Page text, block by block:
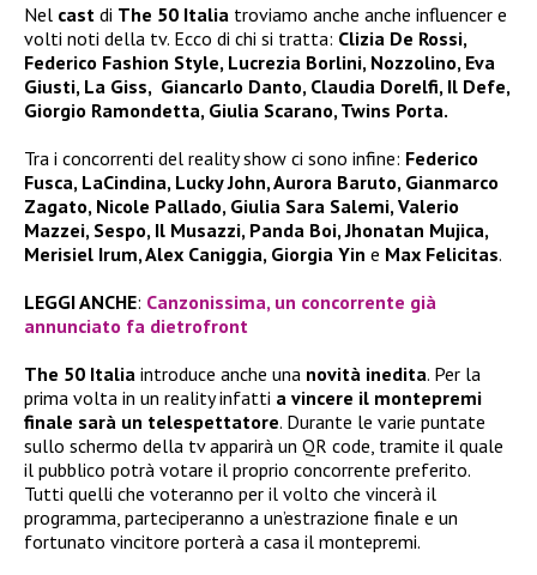
Nel cast di The 50 Italia troviamo anche anche influencer e
volti noti della tv. Ecco di chi si tratta: Clizia De Rossi,
Federico Fashion Style, Lucrezia Borlini, Nozzolino, Eva
Giusti, La Giss, Giancarlo Danto, Claudia Dorelfi, Il Defe,
Giorgio Ramondetta, Giulia Scarano, Twins Porta.
Tra i concorrenti del reality show ci sono infine: Federico
Fusca, LaCindina, Lucky John, Aurora Baruto, Gianmarco
Zagato, Nicole Pallado, Giulia Sara Salemi, Valerio
Mazzei, Sespo, Il Musazzi, Panda Boi, Jhonatan Mujica,
Merisiel Irum, Alex Caniggia, Giorgia Yin e Max Felicitas.
LEGGI ANCHE: Canzonissima, un concorrente già
annunciato fa dietrofront
The 50 Italia introduce anche una novità inedita. Per la
prima volta in un reality infatti a vincere il montepremi
finale sarà un telespettatore. Durante le varie puntate
sullo schermo della tv apparirà un QR code, tramite il quale
il pubblico potrà votare il proprio concorrente preferito.
Tutti quelli che voteranno per il volto che vincerà il
programma, parteciperanno a un’estrazione finale e un
fortunato vincitore porterà a casa il montepremi.